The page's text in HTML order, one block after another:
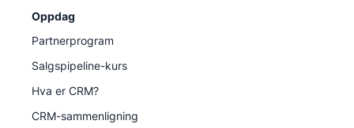
Oppdag
Partnerprogram
Salgspipeline-kurs
Hva er CRM?
CRM-sammenligning